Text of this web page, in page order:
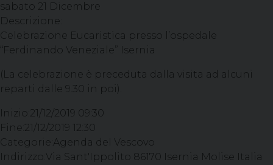
sabato 21 Dicembre
Descrizione:
Celebrazione Eucaristica presso l’ospedale
“Ferdinando Veneziale” Isernia
(La celebrazione è preceduta dalla visita ad alcuni
reparti dalle 9.30 in poi).
Inizio: 21/12/2019 09:30
Fine: 21/12/2019 12:30
Categorie: Agenda del Vescovo
Indirizzo: Via Sant'Ippolito 86170 Isernia Molise Italia